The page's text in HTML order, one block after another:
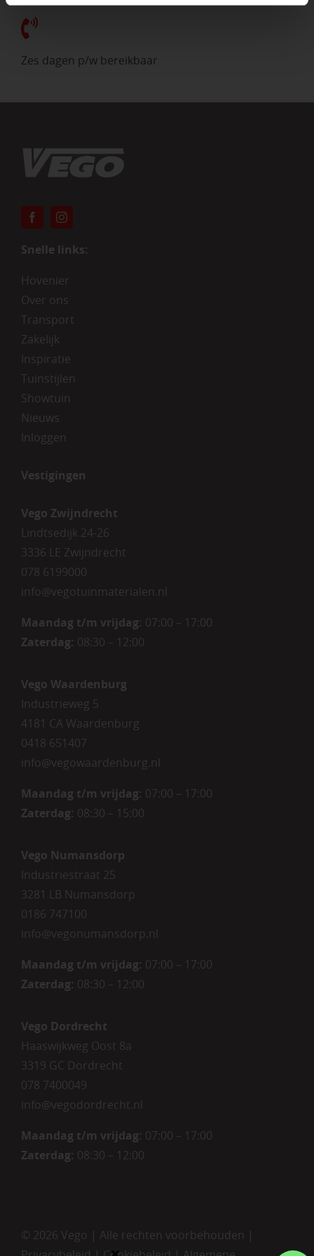
Zes dagen p/w bereikbaar
Snelle links:
Hovenier
Over ons
Transport
Zakelijk
Inspiratie
Tuinstijlen
Showtuin
Nieuws
Inloggen
Vestigingen
Vego Zwijndrecht
Lindtsedijk 24-26
3336 LE Zwijndrecht
078 6199000
info@vegotuinmaterialen.nl
Maandag t/m vrijdag: 07:00 – 17:00
Zaterdag: 08:30 – 12:00
Vego Waardenburg
Industrieweg 5
4181 CA Waardenburg
0418 651407
info@vegowaardenburg.nl
Maandag t/m vrijdag: 07:00 – 17:00
Zaterdag: 08:30 – 15:00
Vego Numansdorp
Industriestraat 25
3281 LB Numansdorp
0186 747100
info@vegonumansdorp.nl
Maandag t/m vrijdag: 07:00 – 17:00
Zaterdag: 08:30 – 12:00
Vego Dordrecht
Haaswijkweg Oost 8a
3319 GC Dordrecht
078 7400049
info@vegodordrecht.nl
Maandag t/m vrijdag: 07:00 – 17:00
Zaterdag: 08:30 – 12:00
© 2026 Vego | Alle rechten voorbehouden |